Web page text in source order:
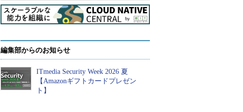
編集部からのお知らせ
ITmedia Security Week 2026 夏
【Amazonギフトカードプレゼン
ト】